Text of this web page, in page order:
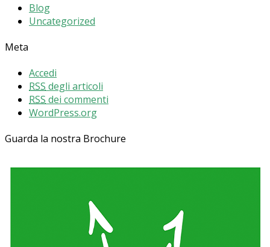
Blog
Uncategorized
Meta
Accedi
RSS degli articoli
RSS dei commenti
WordPress.org
Guarda la nostra Brochure